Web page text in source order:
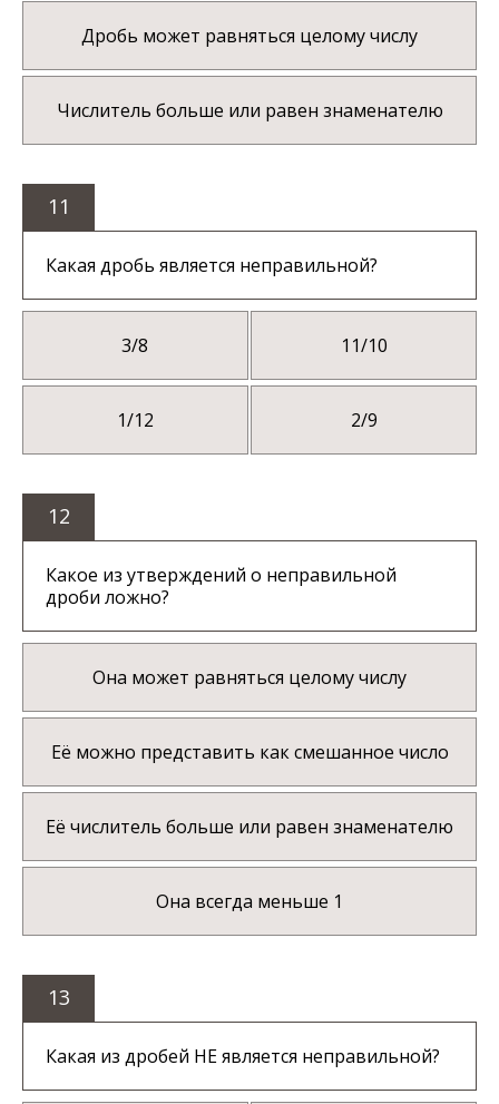
Дробь может равняться целому числу
Числитель больше или равен знаменателю
11
Какая дробь является неправильной?
3/8 11/10
1/12 2/9
12
Какое из утверждений о неправильной
дроби ложно?
Она может равняться целому числу
Её можно представить как смешанное число
Её числитель больше или равен знаменателю
Она всегда меньше 1
13
Какая из дробей НЕ является неправильной?